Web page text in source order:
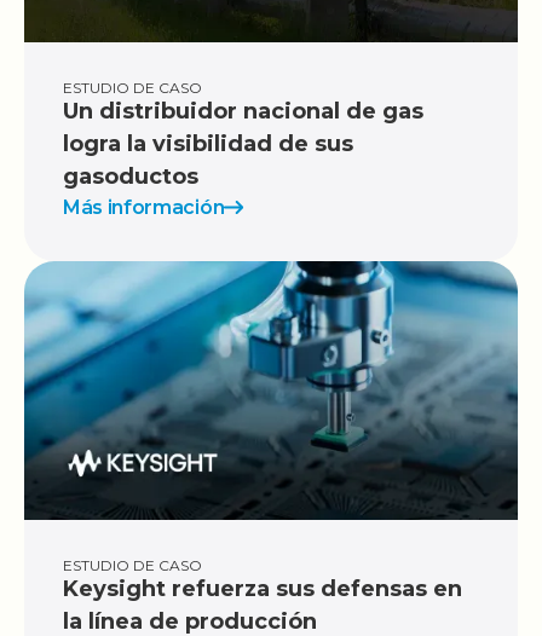
ESTUDIO DE CASO
Un distribuidor nacional de gas
logra la visibilidad de sus
gasoductos
Más información
ESTUDIO DE CASO
Keysight refuerza sus defensas en
la línea de producción